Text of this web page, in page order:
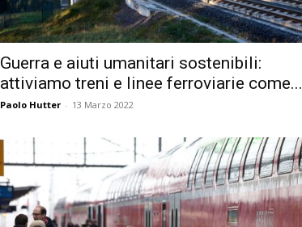
Guerra e aiuti umanitari sostenibili:
attiviamo treni e linee ferroviarie come...
Paolo Hutter - 13 Marzo 2022